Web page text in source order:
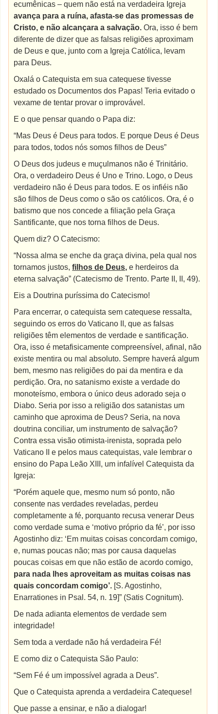
ecumênicas – quem não está na verdadeira Igreja
avança para a ruína, afasta-se das promessas de
Cristo, e não alcançara a salvação. Ora, isso é bem
diferente de dizer que as falsas religiões aproximam
de Deus e que, junto com a Igreja Católica, levam
para Deus.
Oxalá o Catequista em sua catequese tivesse
estudado os Documentos dos Papas! Teria evitado o
vexame de tentar provar o improvável.
E o que pensar quando o Papa diz:
“Mas Deus é Deus para todos. E porque Deus é Deus
para todos, todos nós somos filhos de Deus”
O Deus dos judeus e muçulmanos não é Trinitário.
Ora, o verdadeiro Deus é Uno e Trino. Logo, o Deus
verdadeiro não é Deus para todos. E os infiéis não
são filhos de Deus como o são os católicos. Ora, é o
batismo que nos concede a filiação pela Graça
Santificante, que nos torna filhos de Deus.
Quem diz? O Catecismo:
“Nossa alma se enche da graça divina, pela qual nos
tornamos justos,filhos de Deus, e herdeiros da
eterna salvação” (Catecismo de Trento. Parte II, II, 49).
Eis a Doutrina puríssima do Catecismo!
Para encerrar, o catequista sem catequese ressalta,
seguindo os erros do Vaticano II, que as falsas
religiões têm elementos de verdade e santificação.
Ora, isso é metafisicamente compreensível, afinal, não
existe mentira ou mal absoluto. Sempre haverá algum
bem, mesmo nas religiões do pai da mentira e da
perdição. Ora, no satanismo existe a verdade do
monoteísmo, embora o único deus adorado seja o
Diabo. Seria por isso a religião dos satanistas um
caminho que aproxima de Deus? Seria, na nova
doutrina conciliar, um instrumento de salvação?
Contra essa visão otimista-irenista, soprada pelo
Vaticano II e pelos maus catequistas, vale lembrar o
ensino do Papa Leão XIII, um infalível Catequista da
Igreja:
“Porém aquele que, mesmo num só ponto, não
consente nas verdades reveladas, perdeu
completamente a fé, porquanto recusa venerar Deus
como verdade suma e ‘motivo próprio da fé’, por isso
Agostinho diz: ‘Em muitas coisas concordam comigo,
e, numas poucas não; mas por causa daquelas
poucas coisas em que não estão de acordo comigo,
para nada lhes aproveitam as muitas coisas nas
quais concordam comigo’. [S. Agostinho,
Enarrationes in Psal. 54, n. 19]” (Satis Cognitum).
De nada adianta elementos de verdade sem
integridade!
Sem toda a verdade não há verdadeira Fé!
E como diz o Catequista São Paulo:
“Sem Fé é um impossível agrada a Deus”.
Que o Catequista aprenda a verdadeira Catequese!
Que passe a ensinar, e não a dialogar!